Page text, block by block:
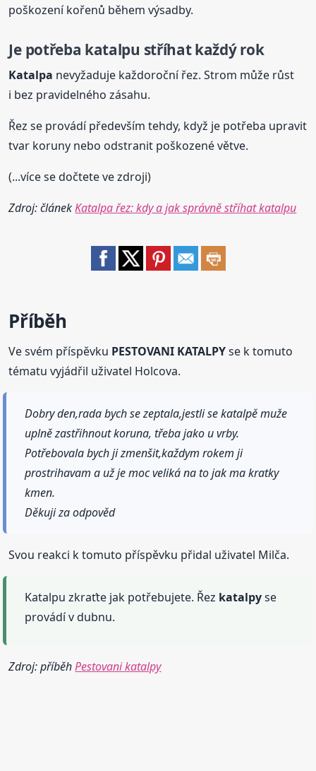
poškození kořenů během výsadby.
Je potřeba katalpu stříhat každý rok
Katalpa nevyžaduje každoroční řez. Strom může růst
i bez pravidelného zásahu.
Řez se provádí především tehdy, když je potřeba upravit
tvar koruny nebo odstranit poškozené větve.
(...více se dočtete ve zdroji)
Zdroj: článekKatalpa řez: kdy a jak správně stříhat katalpu
Příběh
Ve svém příspěvku PESTOVANI KATALPYse k tomuto
tématu vyjádřil uživatel Holcova.
Dobry den,rada bych se zeptala,jestli se katalpě muže
uplně zastřihnout koruna, třeba jako u vrby.
Potřebovala bych ji zmenšit,každym rokem ji
prostrihavam a už je moc veliká na to jak ma kratky
kmen.
Děkuji za odpověd
Svou reakci k tomuto příspěvku přidal uživatel Milča.
Katalpu zkraťte jak potřebujete. Řez katalpyse
provádí v dubnu.
Zdroj: příběhPestovani katalpy